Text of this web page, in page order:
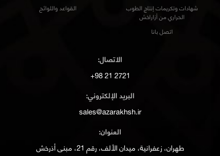
شهادات وتكريمات إنتاج الطوب
الحراري من أزاراخش
اتصل بانا
القواعد واللوائح
الاتصال:
2721 21 98+
البريد الإلكتروني:
sales@azarakhsh.ir
العنوان:
طهران، زعفرانية، ميدان الألف، رقم 21، مبنى أذرخش